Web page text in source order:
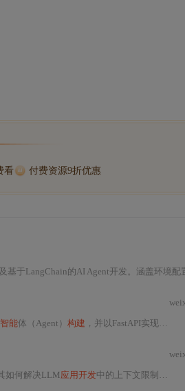
看 付费资源9折优惠
的AI Agent开发。涵盖环境配置、Prompt工程、向量数据库（
智能体（Agent） 构建 ，并以FastAPI实现自动化
如何解决LLM应用开发中的上下文限制、状态管理、外部数据连接与流程编排等工程痛点。通过